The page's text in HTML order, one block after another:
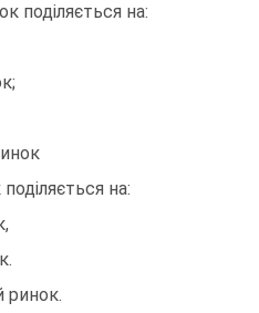
поділяється на:
на:
ринок.